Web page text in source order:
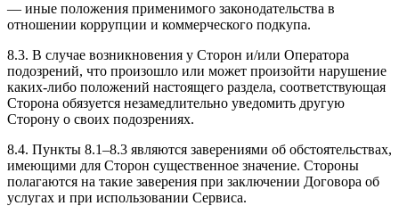
— иные положения применимого законодательства в
отношении коррупции и коммерческого подкупа.
8.3. В случае возникновения у Сторон и/или Оператора
подозрений, что произошло или может произойти нарушение
каких-либо положений настоящего раздела, соответствующая
Сторона обязуется незамедлительно уведомить другую
Сторону о своих подозрениях.
8.4. Пункты 8.1–8.3 являются заверениями об обстоятельствах,
имеющими для Сторон существенное значение. Стороны
полагаются на такие заверения при заключении Договора об
услугах и при использовании Сервиса.